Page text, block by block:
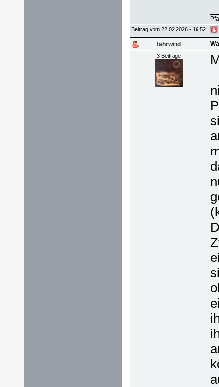
Beitrag vom 22.02.2026 - 16:52
fahrwind
3 Beiträge